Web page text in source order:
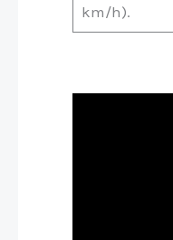
km/h).